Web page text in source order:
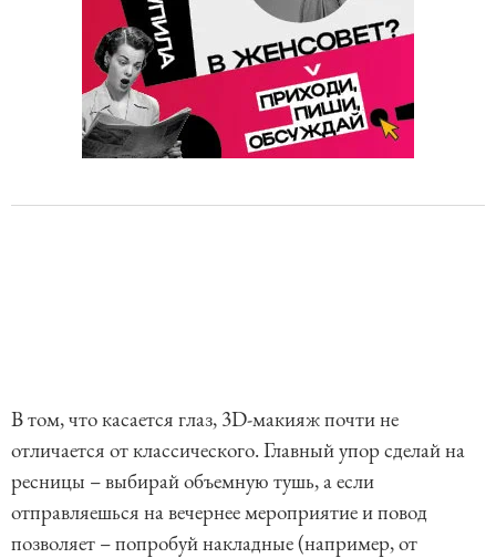
В том, что касается глаз, 3D-макияж почти не
отличается от классического. Главный упор сделай на
ресницы – выбирай объемную тушь, а если
отправляешься на вечернее мероприятие и повод
позволяет – попробуй накладные (например, от